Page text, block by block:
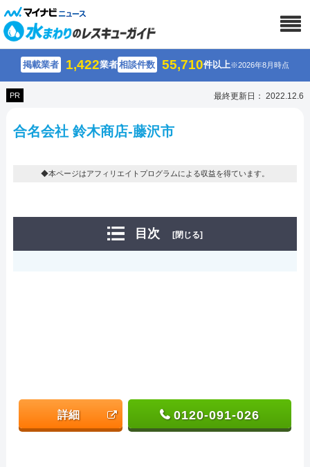
掲載業者 1,422業者相談件数 55,710件以上※2026年8月時点
PR 最終更新日： 2022.12.6
合名会社 鈴木商店-藤沢市
◆本ページはアフィリエイトプログラムによる収益を得ています。
目次 [閉じる]
詳細 0120-091-026